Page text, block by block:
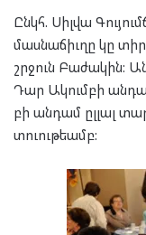
Ընկհ. Սիլ­վա
մաս­նա­ճիւ­ղը կը
շրջուն Բա­ժա­կին:
Դար Ակում­բի
բի ան­դամ ըլ­լալ
տուու­թեամբ: